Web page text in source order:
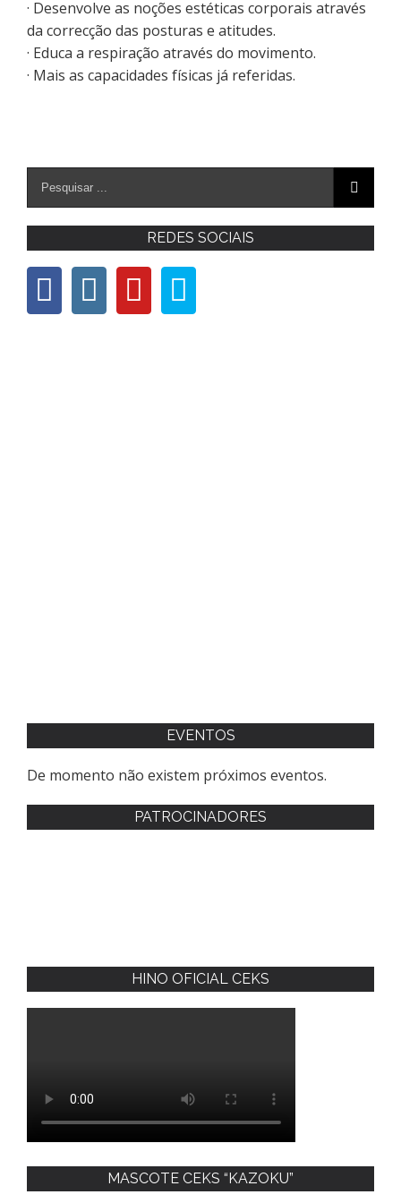
· Desenvolve as noções estéticas corporais através
da correcção das posturas e atitudes.
· Educa a respiração através do movimento.
· Mais as capacidades físicas já referidas.
REDES SOCIAIS
EVENTOS
De momento não existem próximos eventos.
PATROCINADORES
HINO OFICIAL CEKS
MASCOTE CEKS “KAZOKU”